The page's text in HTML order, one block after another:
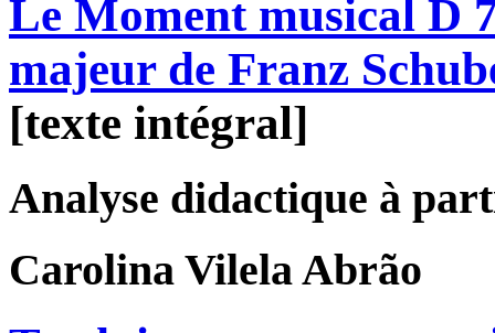
Le Moment musical D
majeur de Franz
[texte intégral]
Analyse didactique à
Carolina Vilela Abrão